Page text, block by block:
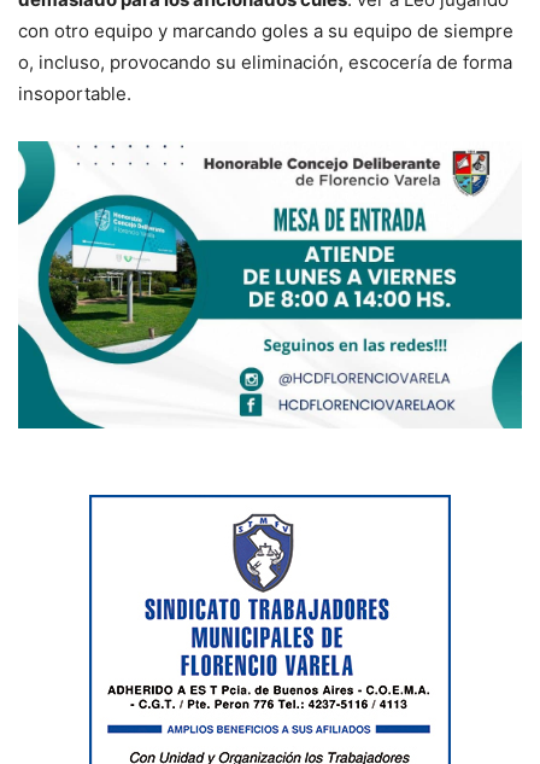
con otro equipo y marcando goles a su equipo de siempre
o, incluso, provocando su eliminación, escocería de forma
insoportable.